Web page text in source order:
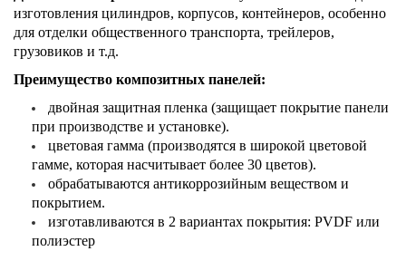
изготовления цилиндров, корпусов, контейнеров, особенно
для отделки общественного транспорта, трейлеров,
грузовиков и т.д.
Преимущество композитных панелей:
двойная защитная пленка (защищает покрытие панели
при производстве и установке).
цветовая гамма (производятся в широкой цветовой
гамме, которая насчитывает более 30 цветов).
обрабатываются антикоррозийным веществом и
покрытием.
изготавливаются в 2 вариантах покрытия: PVDF или
полиэстер